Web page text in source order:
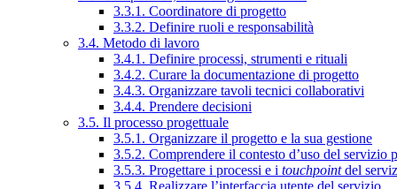
3.3.1. Coordinatore di progetto
3.3.2. Definire ruoli e responsabilità
3.4. Metodo di lavoro
3.4.1. Definire processi, strumenti e rituali
3.4.2. Curare la documentazione di progetto
3.4.3. Organizzare tavoli tecnici collaborativi
3.4.4. Prendere decisioni
3.5. Il processo progettuale
3.5.1. Organizzare il progetto e la sua gestione
3.5.2. Comprendere il contesto d’uso del servizio
3.5.3. Progettare i processi e i touchpointdel
3.5.4. Realizzare l’interfaccia utente del servizio